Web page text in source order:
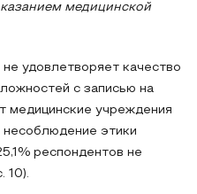
медицинской
удовлетворяет качество
с записью на
медицинские учреждения
этики
респондентов не
10).